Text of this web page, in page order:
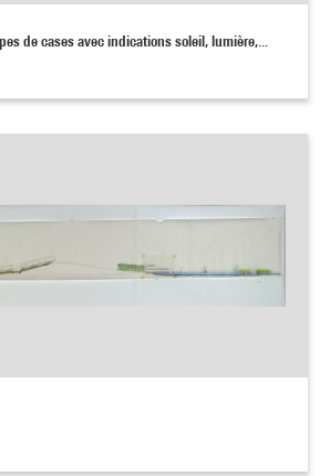
de cases avec indications soleil, lumière,...